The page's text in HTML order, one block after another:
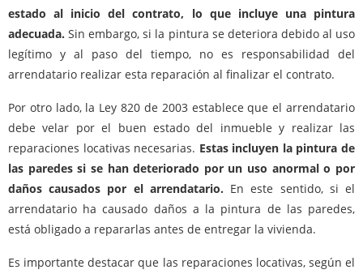
estado al inicio del contrato, lo que incluye una pintura
adecuada. Sin embargo, si la pintura se deteriora debido al uso
legítimo y al paso del tiempo, no es responsabilidad del
arrendatario realizar esta reparación al finalizar el contrato.
Por otro lado, la Ley 820 de 2003 establece que el arrendatario
debe velar por el buen estado del inmueble y realizar las
reparaciones locativas necesarias. Estas incluyen la pintura de
las paredes si se han deteriorado por un uso anormal o por
daños causados por el arrendatario. En este sentido, si el
arrendatario ha causado daños a la pintura de las paredes,
está obligado a repararlas antes de entregar la vivienda.
Es importante destacar que las reparaciones locativas, según el